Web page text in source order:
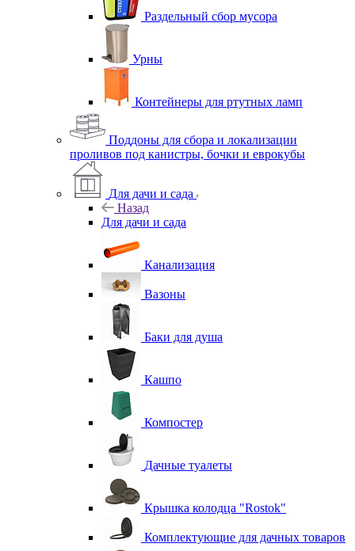
Раздельный сбор мусора
Урны
Контейнеры для ртутных ламп
Поддоны для сбора и локализации
проливов под канистры, бочки и еврокубы
Для дачи и сада
Назад
Для дачи и сада
Канализация
Вазоны
Баки для душа
Кашпо
Компостер
Дачные туалеты
Крышка колодца "Rostok"
Комплектующие для дачных товаров